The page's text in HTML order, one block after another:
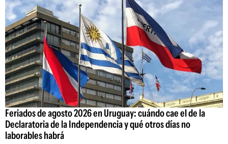
Feriados de agosto 2026 en Uruguay: cuándo cae el de la
Declaratoria de la Independencia y qué otros días no
laborables habrá